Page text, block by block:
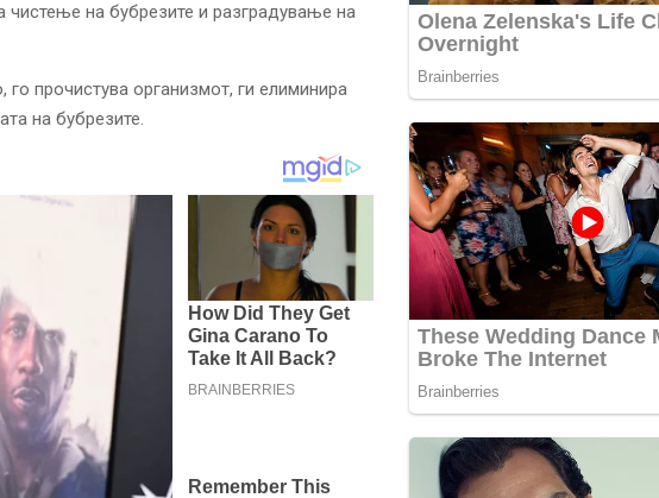
на бубрезите и разградување на
прочистува организмот, ги елиминира
на бубрезите.